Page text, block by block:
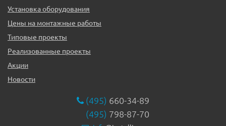
Установка оборудования
Цены на монтажные работы
Типовые проекты
Реализованные проекты
Акции
Новости
(495) 660-34-89
(495) 798-87-70